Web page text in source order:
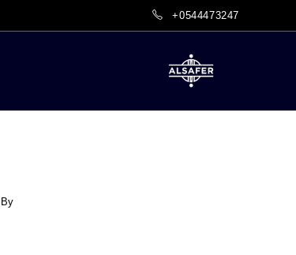
to
+0544473247
By